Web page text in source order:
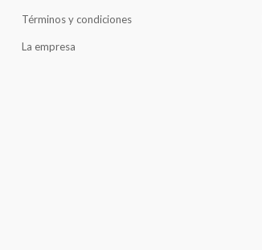
Términos y condiciones
La empresa